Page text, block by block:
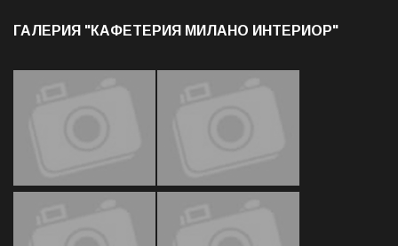
ГАЛЕРИЯ "КАФЕТЕРИЯ МИЛАНО ИНТЕРИОР"